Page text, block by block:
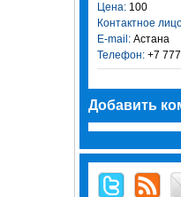
Цена:100
Контактное
E-mail:Астана
Телефон:+7
Добавить